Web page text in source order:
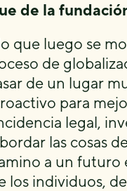
de la
que luego se
de
de un lugar
para
legal,
las cosas
a un
los individuos,